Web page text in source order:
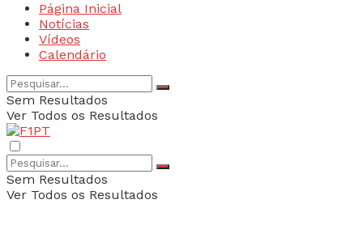
Página Inicial
Notícias
Vídeos
Calendário
Sem Resultados
Ver Todos os Resultados
Sem Resultados
Ver Todos os Resultados